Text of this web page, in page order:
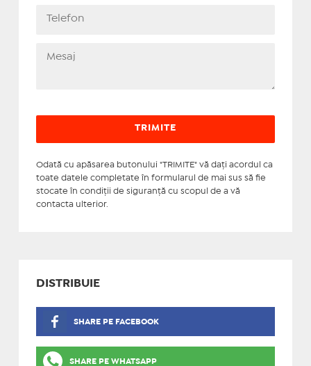
Odată cu apăsarea butonului "TRIMITE" vă daţi acordul ca
toate datele completate în formularul de mai sus să fie
stocate în condiţii de siguranţă cu scopul de a vă
contacta ulterior.
DISTRIBUIE
SHARE PE FACEBOOK
SHARE PE WHATSAPP